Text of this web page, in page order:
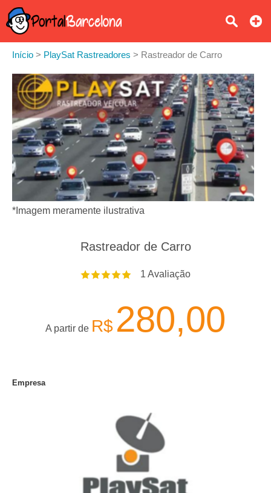
Início > PlaySat Rastreadores > Rastreador de Carro
*Imagem meramente ilustrativa
Rastreador de Carro
1 Avaliação
A partir de R$ 280,00
Empresa